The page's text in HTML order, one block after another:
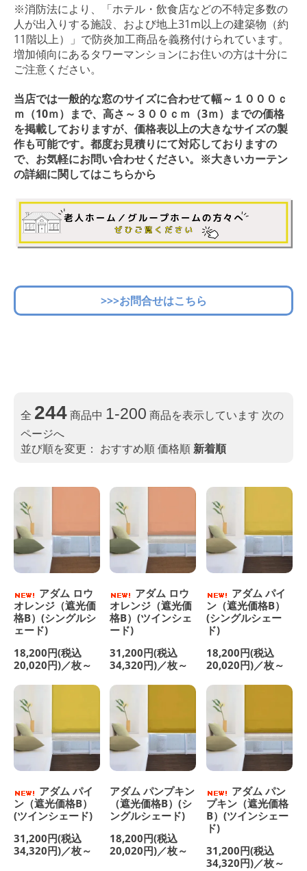
※消防法により、「ホテル・飲食店などの不特定多数の
人が出入りする施設、および地上31m以上の建築物（約
11階以上）」で防炎加工商品を義務付けられています。
増加傾向にあるタワーマンションにお住いの方は十分に
ご注意ください。
当店では一般的な窓のサイズに合わせて幅～１０００ｃ
ｍ（10ｍ）まで、高さ～３００ｃｍ（3ｍ）までの価格
を掲載しておりますが、価格表以上の大きなサイズの製
作も可能です。都度お見積りにて対応しておりますの
で、お気軽にお問い合わせください。 ※大きいカーテン
の詳細に関してはこちらから
>>>お問合せはこちら
全 244商品中 1-200 商品を表示しています 次の
ページへ
並び順を変更： おすすめ順価格順新着順
アダム ロウ
オレンジ（遮光価
格B）(シングルシ
ェード)
18,200円(税込
20,020円)／枚～
アダム ロウ
オレンジ（遮光価
格B）(ツインシェ
ード)
31,200円(税込
34,320円)／枚～
アダム パイ
ン（遮光価格B）
(シングルシェー
ド)
18,200円(税込
20,020円)／枚～
アダム パイ
ン（遮光価格B）
(ツインシェード)
31,200円(税込
34,320円)／枚～
アダム パンプキン
（遮光価格B）(シ
ングルシェード)
18,200円(税込
20,020円)／枚～
アダム パン
プキン（遮光価格
B）(ツインシェー
ド)
31,200円(税込
34,320円)／枚～